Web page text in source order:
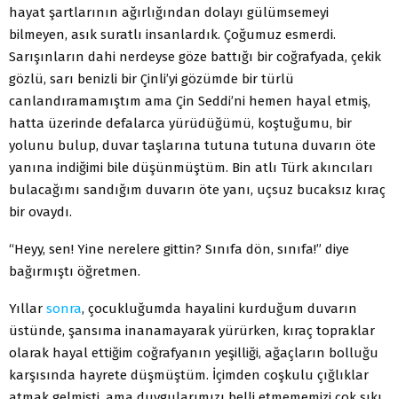
hayat şartlarının ağırlığından dolayı gülümsemeyi
bilmeyen, asık suratlı insanlardık. Çoğumuz esmerdi.
Sarışınların dahi nerdeyse göze battığı bir coğrafyada, çekik
gözlü, sarı benizli bir Çinli’yi gözümde bir türlü
canlandıramamıştım ama Çin Seddi’ni hemen hayal etmiş,
hatta üzerinde defalarca yürüdüğümü, koştuğumu, bir
yolunu bulup, duvar taşlarına tutuna tutuna duvarın öte
yanına indiğimi bile düşünmüştüm. Bin atlı Türk akıncıları
bulacağımı sandığım duvarın öte yanı, uçsuz bucaksız kıraç
bir ovaydı.
“Heyy, sen! Yine nerelere gittin? Sınıfa dön, sınıfa!” diye
bağırmıştı öğretmen.
Yıllar sonra, çocukluğumda hayalini kurduğum duvarın
üstünde, şansıma inanamayarak yürürken, kıraç topraklar
olarak hayal ettiğim coğrafyanın yeşilliği, ağaçların bolluğu
karşısında hayrete düşmüştüm. İçimden coşkulu çığlıklar